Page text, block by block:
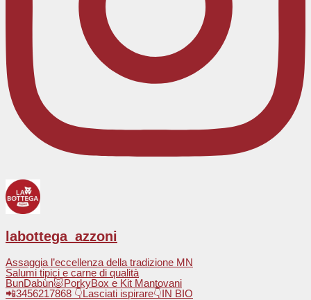
labottega_azzoni
Assaggia l’eccellenza della tradizione MN
Salumi tipici e carne di qualità
BunDabùn🐷PorkyBox e Kit Mantovani
📲3456217868 👇Lasciati ispirare👇IN BIO